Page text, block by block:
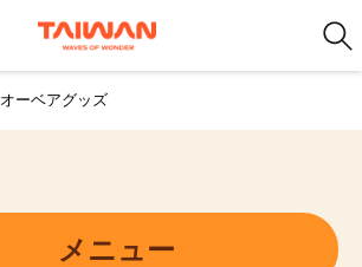
オーベアグッズ
メニュー